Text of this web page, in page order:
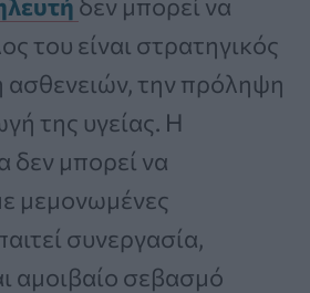
δεν μπορεί να
του είναι στρατηγικός
ασθενειών, την πρόληψη
της υγείας. Η
δεν μπορεί να
μεμονωμένες
συνεργασία,
αμοιβαίο σεβασμό